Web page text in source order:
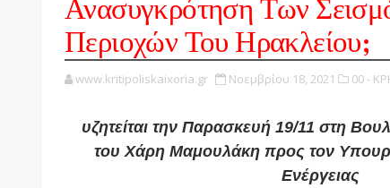
Ανασυγκρότηση Των
Περιοχών Του Ηρακλείου;
www.kritipoliskaixoria.gr Νοεμβρίου 18, 2021 00 -
υζητείται την Παρασκευή 19/11 στη
τουΧάρη Μαμουλάκη προς τον
Ενέργειας